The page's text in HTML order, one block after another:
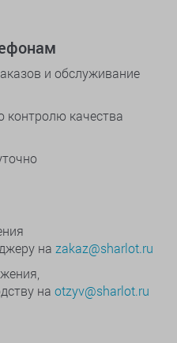
и обслуживание
контролю качества
на zakaz@sharlot.ru
на otzyv@sharlot.ru